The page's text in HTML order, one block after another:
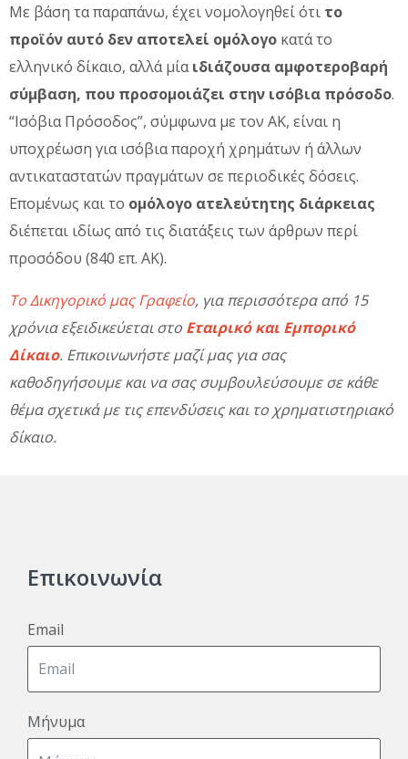
Με βάση τα παραπάνω, έχει νομολογηθεί ότι το
προϊόν αυτό δεν αποτελεί ομόλογο κατά το
ελληνικό δίκαιο, αλλά μίαιδιάζουσα αμφοτεροβαρή
σύμβαση, που προσομοιάζει στην ισόβια πρόσοδο.
“Ισόβια Πρόσοδος”, σύμφωνα με τον ΑΚ, είναι η
υποχρέωση για ισόβια παροχή χρημάτων ή άλλων
αντικαταστατών πραγμάτων σε περιοδικές δόσεις.
Επομένως και το ομόλογο ατελεύτητης διάρκειας
διέπεται ιδίως από τις διατάξεις των άρθρων περί
προσόδου (840 επ. ΑΚ).
Το Δικηγορικό μας Γραφείο, για περισσότερα από 15
χρόνια εξειδικεύεται στο Εταιρικό και Εμπορικό
Δίκαιο. Επικοινωνήστε μαζί μας για σας
καθοδηγήσουμε και να σας συμβουλεύσουμε σε κάθε
θέμα σχετικά με τις επενδύσεις και το χρηματιστηριακό
δίκαιο.
Επικοινωνία
Email
Μήνυμα